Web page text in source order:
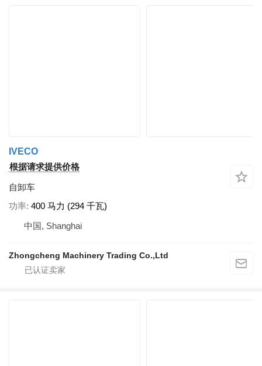
IVECO
根据请求提供价格
自卸车
功率 400 马力 (294 千瓦)
中国, Shanghai
Zhongcheng Machinery Trading Co.,Ltd